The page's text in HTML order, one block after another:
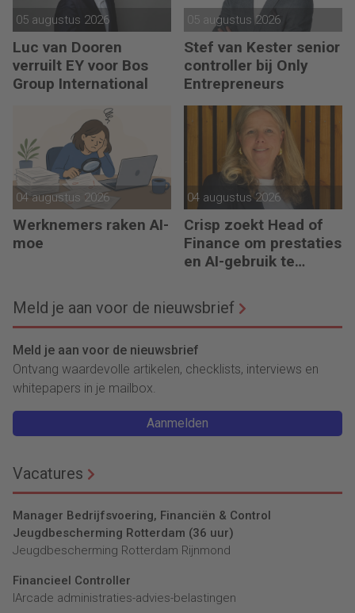
05 augustus 2026
Luc van Dooren
verruilt EY voor Bos
Group International
05 augustus 2026
Stef van Kester senior
controller bij Only
Entrepreneurs
04 augustus 2026
Werknemers raken AI-
moe
04 augustus 2026
Crisp zoekt Head of
Finance om prestaties
en AI-gebruik te
Meld je aan voor de nieuwsbrief
Meld je aan voor de nieuwsbrief
Ontvang waardevolle artikelen, checklists, interviews en
whitepapers in je mailbox.
Aanmelden
Vacatures
Manager Bedrijfsvoering, Financiën & Control
Jeugdbescherming Rotterdam (36 uur)
Jeugdbescherming Rotterdam Rijnmond
Financieel Controller
lArcade administraties-advies-belastingen